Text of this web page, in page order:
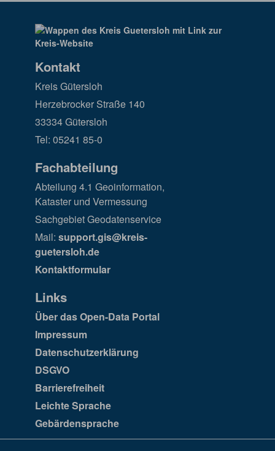
Kontakt
Kreis Gütersloh
Herzebrocker Straße 140
33334 Gütersloh
Tel: 05241 85-0
Fachabteilung
Abteilung 4.1 Geoinformation,
Kataster und Vermessung
Sachgebiet Geodatenservice
Mail: support.gis@kreis-
guetersloh.de
Kontaktformular
Links
Über das Open-Data Portal
Impressum
Datenschutzerklärung
DSGVO
Barrierefreiheit
Leichte Sprache
Gebärdensprache